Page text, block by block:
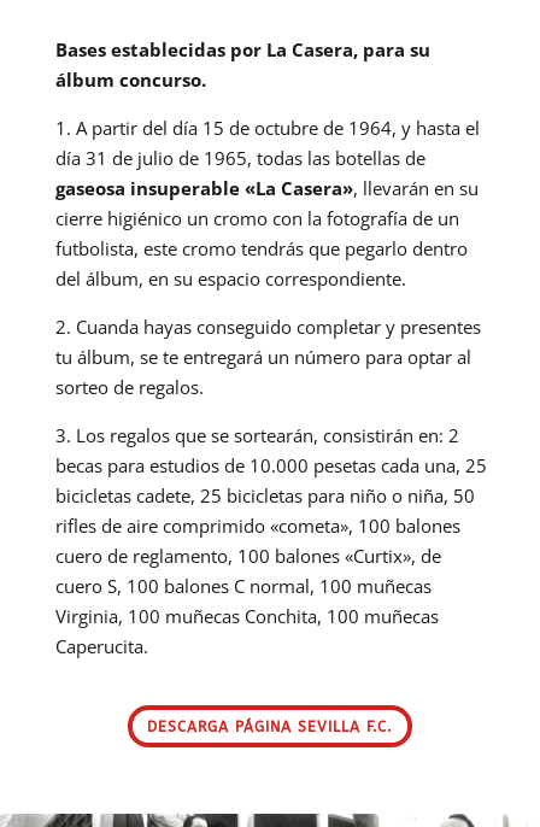
Bases establecidas por La Casera, para su
álbum concurso.
1. A partir del día 15 de octubre de 1964, y hasta el
día 31 de julio de 1965, todas las botellas de
gaseosa insuperable «La Casera», llevarán en su
cierre higiénico un cromo con la fotografía de un
futbolista, este cromo tendrás que pegarlo dentro
del álbum, en su espacio correspondiente.
2. Cuanda hayas conseguido completar y presentes
tu álbum, se te entregará un número para optar al
sorteo de regalos.
3. Los regalos que se sortearán, consistirán en: 2
becas para estudios de 10.000 pesetas cada una, 25
bicicletas cadete, 25 bicicletas para niño o niña, 50
rifles de aire comprimido «cometa», 100 balones
cuero de reglamento, 100 balones «Curtix», de
cuero S, 100 balones C normal, 100 muñecas
Virginia, 100 muñecas Conchita, 100 muñecas
Caperucita.
DESCARGA PÁGINA SEVILLA F.C.